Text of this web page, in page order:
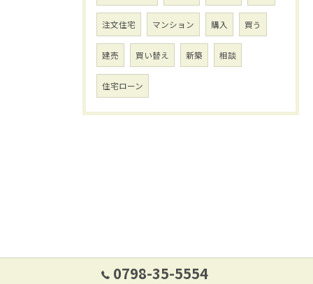
注文住宅 マンション 購入 買う
建売 買い替え 新築 相談
住宅ローン
0798-35-5554